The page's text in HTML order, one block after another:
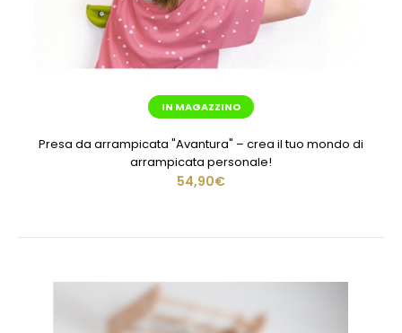
IN MAGAZZINO
Presa da arrampicata "Avantura" – crea il tuo mondo di
arrampicata personale!
54,90€